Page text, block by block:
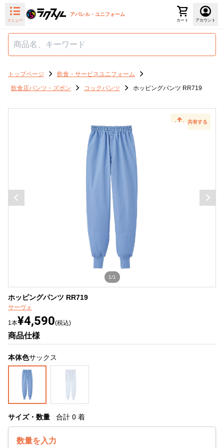
メニュー
アパレル・ユニフォーム
カート アカウント
トップページ
飲食・サービスユニフォーム
飲食店パンツ・ズボン
コックパンツ ホッピングパンツ RR719
共有する
1/1
ホッピングパンツ RR719
サーヴォ
1本¥4,590(税込)
商品仕様
本体色サックス
サイズ・数量 合計 0 着
数量を入力